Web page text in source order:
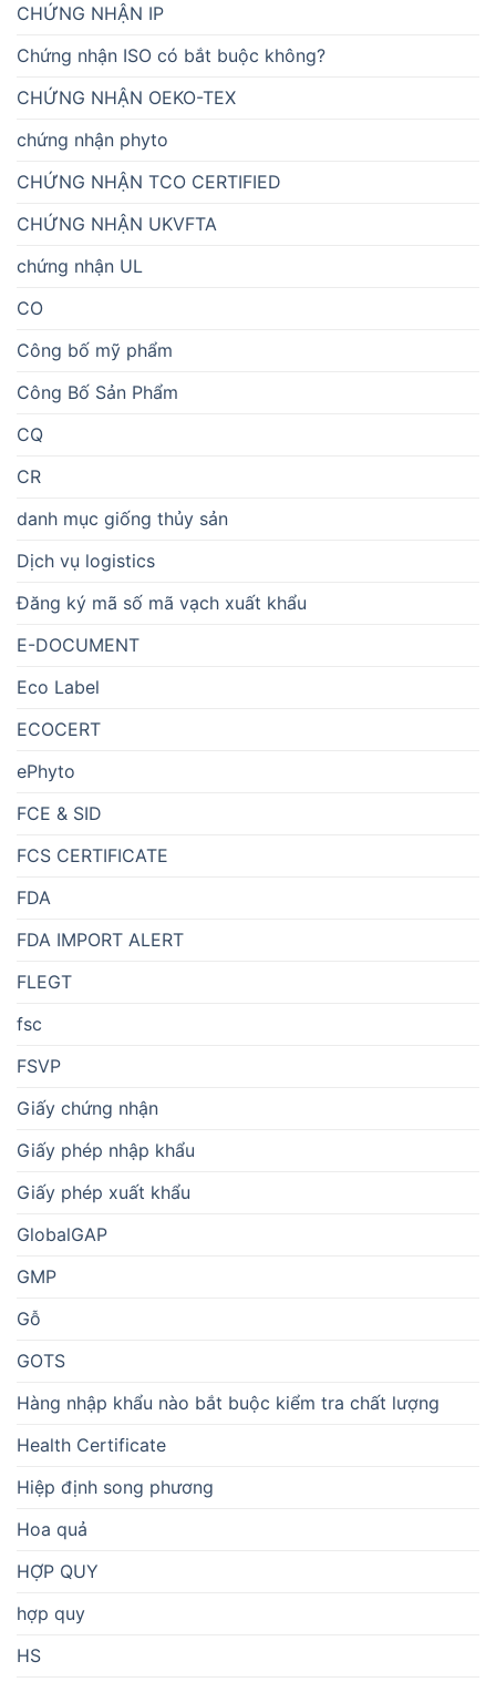
CHỨNG NHẬN IP
Chứng nhận ISO có bắt buộc không?
CHỨNG NHẬN OEKO-TEX
chứng nhận phyto
CHỨNG NHẬN TCO CERTIFIED
CHỨNG NHẬN UKVFTA
chứng nhận UL
CO
Công bố mỹ phẩm
Công Bố Sản Phẩm
CQ
CR
danh mục giống thủy sản
Dịch vụ logistics
Đăng ký mã số mã vạch xuất khẩu
E-DOCUMENT
Eco Label
ECOCERT
ePhyto
FCE & SID
FCS CERTIFICATE
FDA
FDA IMPORT ALERT
FLEGT
fsc
FSVP
Giấy chứng nhận
Giấy phép nhập khẩu
Giấy phép xuất khẩu
GlobalGAP
GMP
Gỗ
GOTS
Hàng nhập khẩu nào bắt buộc kiểm tra chất lượng
Health Certificate
Hiệp định song phương
Hoa quả
HỢP QUY
hợp quy
HS